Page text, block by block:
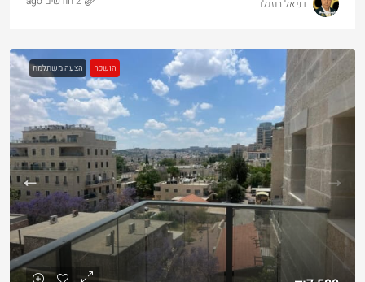
דניאל בוזגלו
הושכר הצעה משתלמת